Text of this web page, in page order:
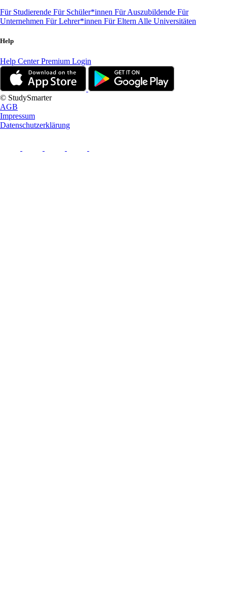
Für Studierende Für Schüler*innen Für Auszubildende Für
Unternehmen Für Lehrer*innen Für Eltern Alle Universitäten
Help
Help CenterPremium Login
© StudySmarter
AGB
Impressum
Datenschutzerklärung